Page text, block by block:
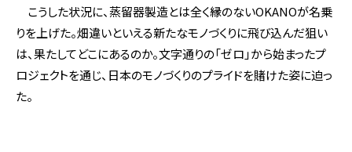
こうした状況に、蒸留器製造とは全く縁のないOKANOが名乗
りを上げた。畑違いといえる新たなモノづくりに飛び込んだ狙い
は、果たしてどこにあるのか。文字通りの「ゼロ」から始まったプ
ロジェクトを通じ、日本のモノづくりのプライドを賭けた姿に迫っ
た。